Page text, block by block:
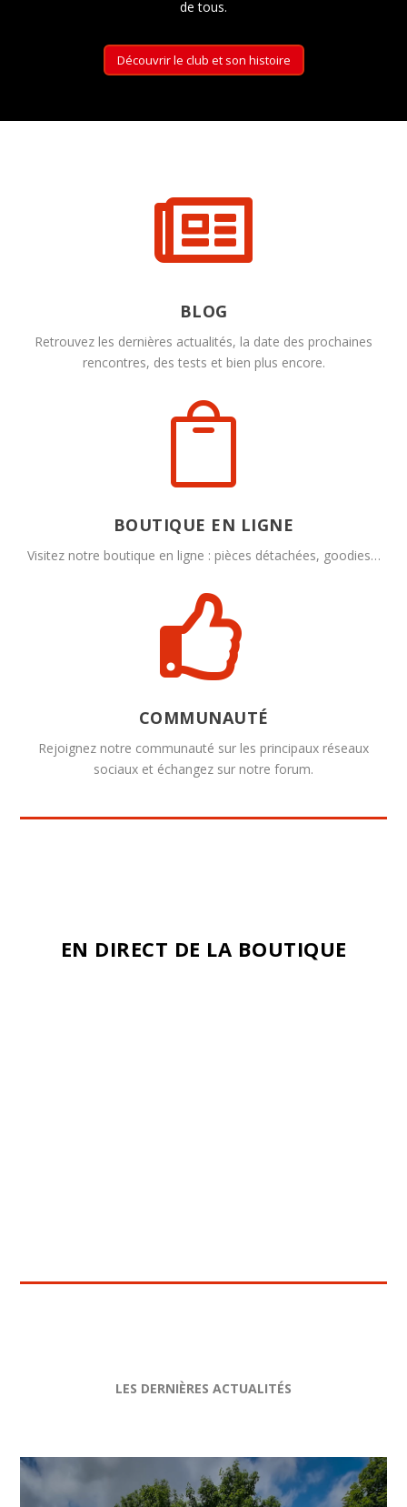
de tous.
Découvrir le club et son histoire

BLOG
Retrouvez les dernières actualités, la date des prochaines
rencontres, des tests et bien plus encore.

BOUTIQUE EN LIGNE
Visitez notre boutique en ligne : pièces détachées, goodies…

COMMUNAUTÉ
Rejoignez notre communauté sur les principaux réseaux
sociaux et échangez sur notre forum.
EN DIRECT DE LA BOUTIQUE
LES DERNIÈRES ACTUALITÉS